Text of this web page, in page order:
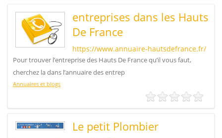
entreprises dans les Hauts
De France
https://www.annuaire-hautsdefrance.fr/
Pour trouver l’entreprise des Hauts De France qu’il vous faut,
cherchez la dans l’annuaire des entrep
Annuaires et blogs
Le petit Plombier